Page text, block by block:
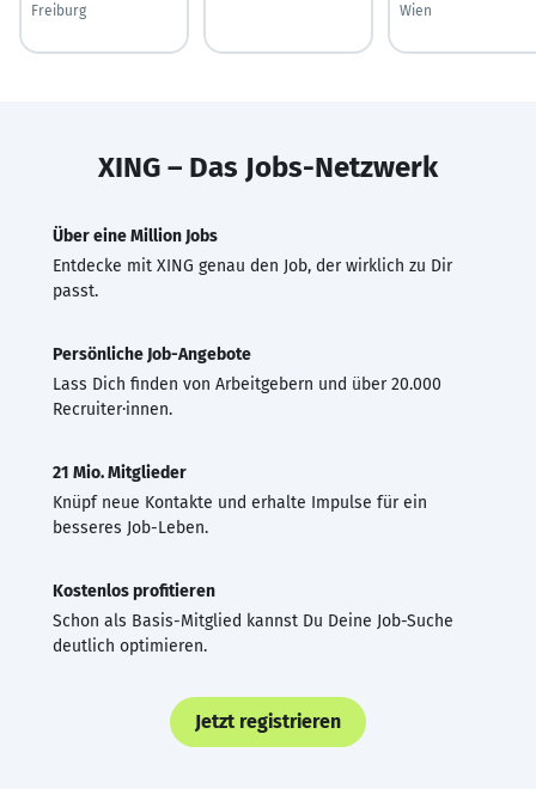
Freiburg
Wien
XING – Das Jobs-Netzwerk
Über eine Million Jobs
Entdecke mit XING genau den Job, der wirklich zu Dir
passt.
Persönliche Job-Angebote
Lass Dich finden von Arbeitgebern und über 20.000
Recruiter·innen.
21 Mio. Mitglieder
Knüpf neue Kontakte und erhalte Impulse für ein
besseres Job-Leben.
Kostenlos profitieren
Schon als Basis-Mitglied kannst Du Deine Job-Suche
deutlich optimieren.
Jetzt registrieren